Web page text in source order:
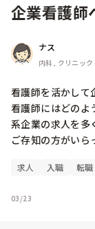
企業看護師
ナス
内科, クリニック
看護師を活かして
看護師にはどのよ
系企業の求人を多
ご存知の方がいら
求人 入職 転職
03/23